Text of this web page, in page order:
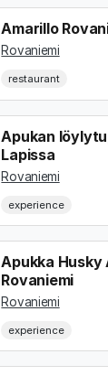
Amarillo
Rovaniemi
restaurant
Apukan
Lapissa
Rovaniemi
experience
Apukka
Rovaniemi
Rovaniemi
experience